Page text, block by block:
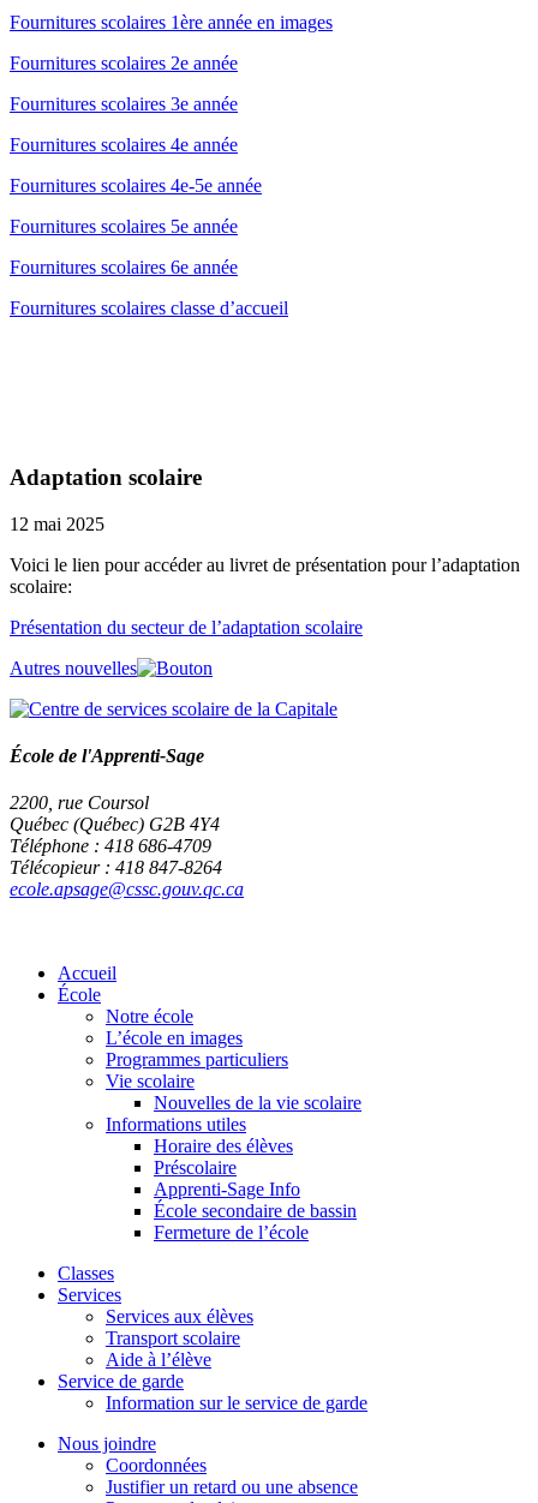
Fournitures scolaires 1ère année en images
Fournitures scolaires 2e année
Fournitures scolaires 3e année
Fournitures scolaires 4e année
Fournitures scolaires 4e-5e année
Fournitures scolaires 5e année
Fournitures scolaires 6e année
Fournitures scolaires classe d’accueil
Adaptation scolaire
12 mai 2025
Voici le lien pour accéder au livret de présentation pour l’adaptation
scolaire:
Présentation du secteur de l’adaptation scolaire
Autres nouvelles
École de l'Apprenti-Sage
2200, rue Coursol
Québec (Québec) G2B 4Y4
Téléphone : 418 686-4709
Télécopieur : 418 847-8264
ecole.apsage@cssc.gouv.qc.ca
Accueil
École
Notre école
L’école en images
Programmes particuliers
Vie scolaire
Nouvelles de la vie scolaire
Informations utiles
Horaire des élèves
Préscolaire
Apprenti-Sage Info
École secondaire de bassin
Fermeture de l’école
Classes
Services
Services aux élèves
Transport scolaire
Aide à l’élève
Service de garde
Information sur le service de garde
Nous joindre
Coordonnées
Justifier un retard ou une absence